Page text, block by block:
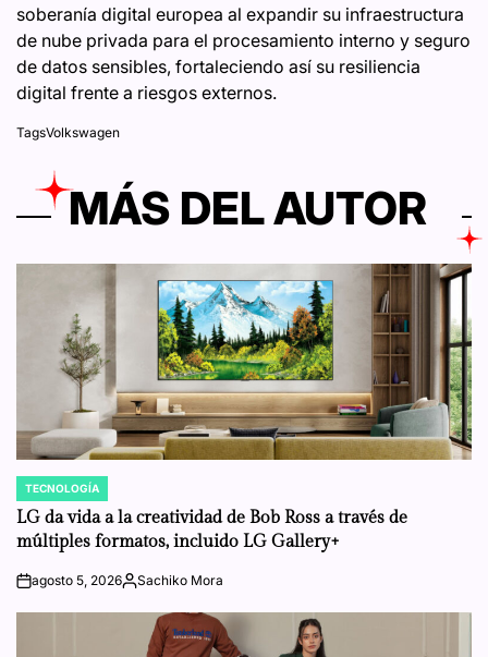
soberanía digital europea al expandir su infraestructura
de nube privada para el procesamiento interno y seguro
de datos sensibles, fortaleciendo así su resiliencia
digital frente a riesgos externos.
TagsVolkswagen
MÁS DEL AUTOR
POSTED
IN
TECNOLOGÍA
LG da vida a la creatividad de Bob Ross a través de
múltiples formatos, incluido LG Gallery+
onagosto 5, 2026Posted
Sachiko Mora